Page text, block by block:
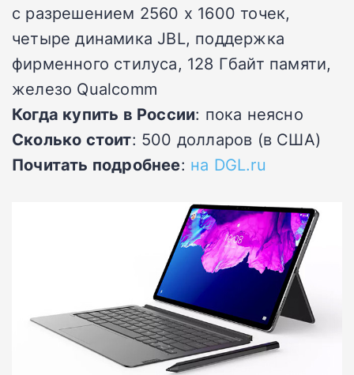
с разрешением 2560 х 1600 точек,
четыре динамика JBL, поддержка
фирменного стилуса, 128 Гбайт памяти,
железо Qualcomm
Когда купить в России: пока неясно
Сколько стоит: 500 долларов (в США)
Почитать подробнее: на DGL.ru